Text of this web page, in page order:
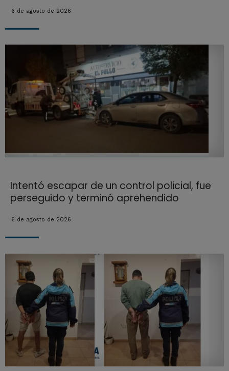
6 de agosto de 2026
Intentó escapar de un control policial, fue
perseguido y terminó aprehendido
6 de agosto de 2026